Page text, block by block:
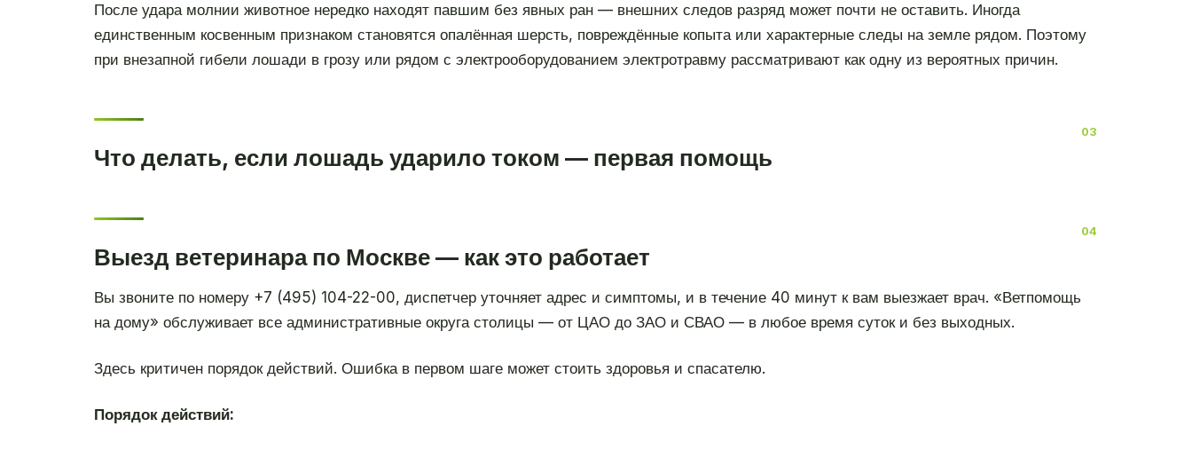
После удара молнии животное нередко находят павшим без явных ран — внешних следов разряд может почти не оставить. Иногда
единственным косвенным признаком становятся опалённая шерсть, повреждённые копыта или характерные следы на земле рядом. Поэтому
при внезапной гибели лошади в грозу или рядом с электрооборудованием электротравму рассматривают как одну из вероятных причин.
Что делать, если лошадь ударило током — первая помощь
Выезд ветеринара по Москве — как это работает
Вы звоните по номеру +7 (495) 104-22-00, диспетчер уточняет адрес и симптомы, и в течение 40 минут к вам выезжает врач. «Ветпомощь
на дому» обслуживает все административные округа столицы — от ЦАО до ЗАО и СВАО — в любое время суток и без выходных.
Здесь критичен порядок действий. Ошибка в первом шаге может стоить здоровья и спасателю.
Порядок действий: